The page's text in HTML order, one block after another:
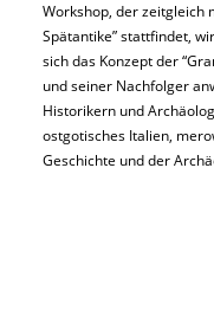
Workshop, der zeitgleich
Spätantike” stattfindet,
sich das Konzept der
und seiner Nachfolger
Historikern und
ostgotisches Italien,
Geschichte und der